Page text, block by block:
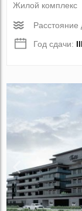
Жилой комплекс
Год сдачи: